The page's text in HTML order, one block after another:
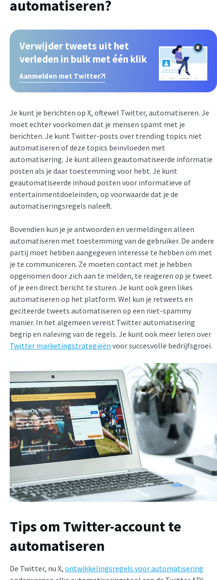
automatiseren?
Verwijder tweets uit het
verleden in bulk met één klik
Aanmelden met Twitter
Je kunt je berichten op X, oftewel Twitter, automatiseren. Je
moet echter voorkomen dat je mensen spamt met je
berichten. Je kunt Twitter-posts over trending topics niet
automatiseren of deze topics beïnvloeden met
automatisering. Je kunt alleen geautomatiseerde informatie
posten als je daar toestemming voor hebt. Je kunt
geautomatiseerde inhoud posten voor informatieve of
entertainmentdoeleinden, op voorwaarde dat je de
automatiseringsregels naleeft.
Bovendien kun je je antwoorden en vermeldingen alleen
automatiseren met toestemming van de gebruiker. De andere
partij moet hebben aangegeven interesse te hebben om met
je te communiceren. Ze moeten contact met je hebben
opgenomen door zich aan te melden, te reageren op je tweet
of je een direct bericht te sturen. Je kunt ook geen likes
automatiseren op het platform. Wel kun je retweets en
geciteerde tweets automatiseren op een niet-spammy
manier. In het algemeen vereist Twitter automatisering
begrip en naleving van de regels. Je kunt ook meer leren over
Twitter marketingstrategieën voor succesvolle bedrijfsgroei.
Tips om Twitter-account te
automatiseren
De Twitter, nu X, ontwikkelingsregels voor automatisering